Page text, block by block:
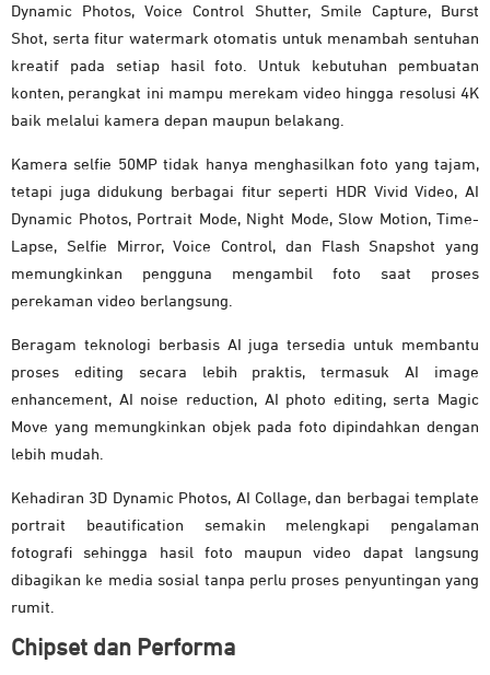
Dynamic Photos, Voice Control Shutter, Smile Capture, Burst
Shot, serta fitur watermark otomatis untuk menambah sentuhan
kreatif pada setiap hasil foto. Untuk kebutuhan pembuatan
konten, perangkat ini mampu merekam video hingga resolusi 4K
baik melalui kamera depan maupun belakang.
Kamera selfie 50MP tidak hanya menghasilkan foto yang tajam,
tetapi juga didukung berbagai fitur seperti HDR Vivid Video, AI
Dynamic Photos, Portrait Mode, Night Mode, Slow Motion, Time-
Lapse, Selfie Mirror, Voice Control, dan Flash Snapshot yang
memungkinkan pengguna mengambil foto saat proses
perekaman video berlangsung.
Beragam teknologi berbasis AI juga tersedia untuk membantu
proses editing secara lebih praktis, termasuk AI image
enhancement, AI noise reduction, AI photo editing, serta Magic
Move yang memungkinkan objek pada foto dipindahkan dengan
lebih mudah.
Kehadiran 3D Dynamic Photos, AI Collage, dan berbagai template
portrait beautification semakin melengkapi pengalaman
fotografi sehingga hasil foto maupun video dapat langsung
dibagikan ke media sosial tanpa perlu proses penyuntingan yang
rumit.
Chipset dan Performa